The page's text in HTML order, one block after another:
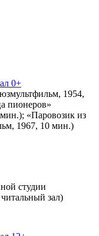
0+
1954,
пионеров»
«Паровозик из
1967, 10 мин.)
студии
зал)